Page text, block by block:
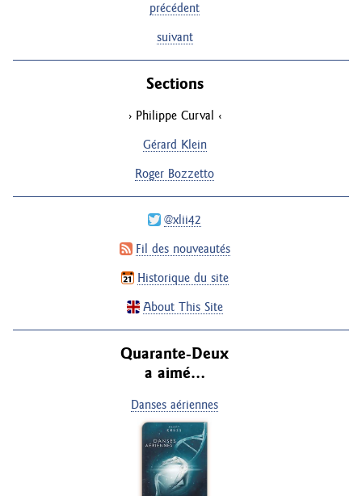
précédent
suivant
Sections
Philippe Curval
Gérard Klein
Roger Bozzetto
@xlii42
Fil des nouveautés
Historique du site
About This Site
Quarante-Deux
a aimé…
Danses aériennes